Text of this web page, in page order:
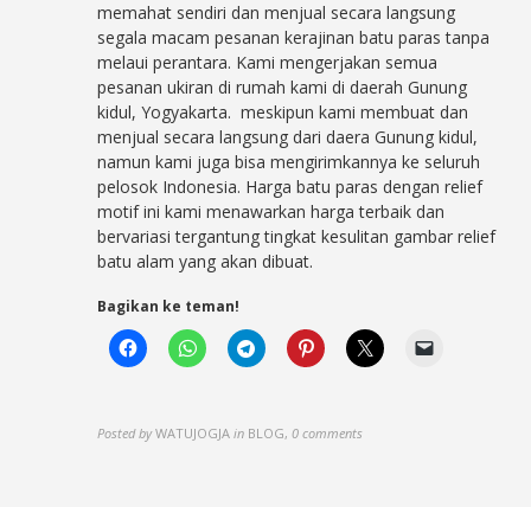
memahat sendiri dan menjual secara langsung
segala macam pesanan kerajinan batu paras tanpa
melaui perantara. Kami mengerjakan semua
pesanan ukiran di rumah kami di daerah Gunung
kidul, Yogyakarta. meskipun kami membuat dan
menjual secara langsung dari daera Gunung kidul,
namun kami juga bisa mengirimkannya ke seluruh
pelosok Indonesia. Harga batu paras dengan relief
motif ini kami menawarkan harga terbaik dan
bervariasi tergantung tingkat kesulitan gambar relief
batu alam yang akan dibuat.
Bagikan ke teman!
Posted by WATUJOGJA in BLOG,0 comments